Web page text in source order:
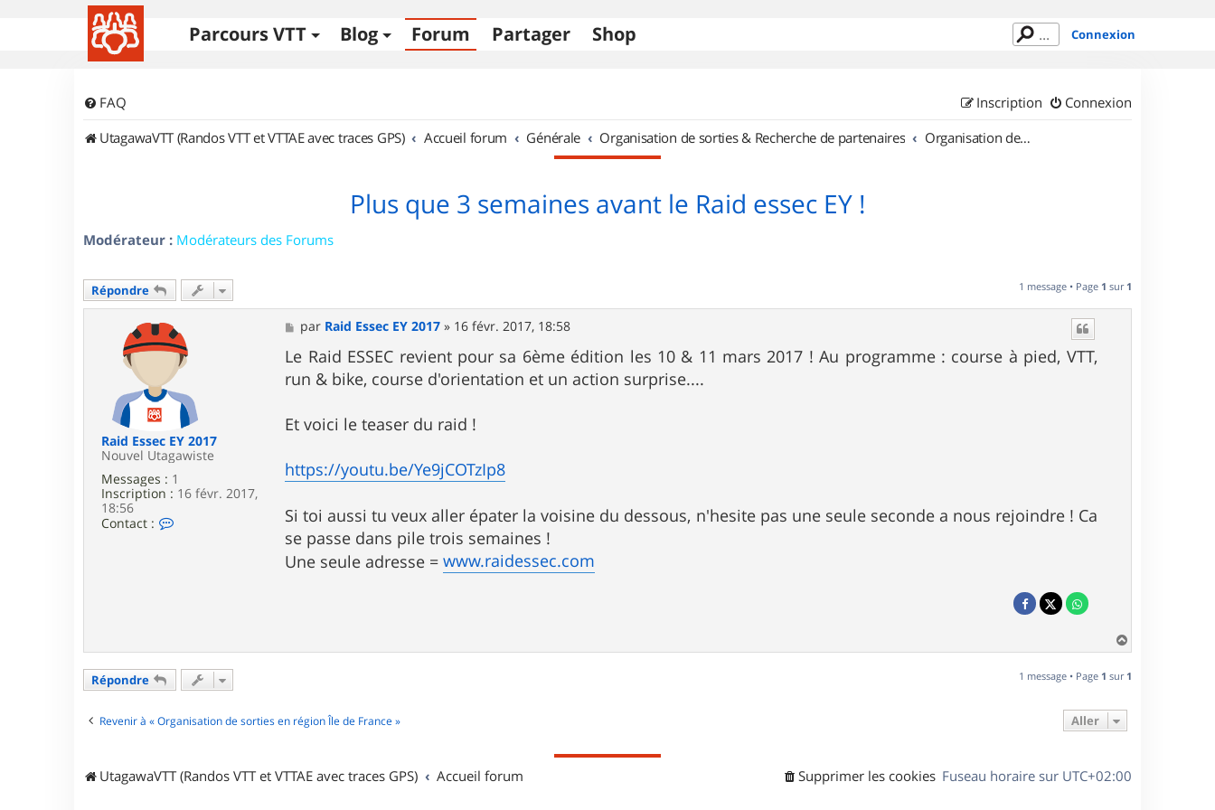
Parcours VTT Blog Forum Partager Shop Connexion
FAQ Connexion
Inscription
UtagawaVTT (Randos VTT et VTTAE avec traces GPS)
Accueil forum Générale Organisation de sorties & Recherche de partenaires Organisation de sorties en région Île de France
Plus que 3 semaines avant le Raid essec EY !
Modérateur : Modérateurs des Forums
Répondre 1 message • Page 1 sur 1
Raid Essec EY 2017
Nouvel Utagawiste
Messages : 1
Inscription : 16 févr. 2017,
18:56
Contact :
R
a
d
s
c
E
M
e
s
s
a
par Raid Essec EY 2017 » 16 févr. 2017, 18:58
Le Raid ESSEC revient pour sa 6ème édition les 10 & 11 mars 2017 ! Au programme : course à pied, VTT,
run & bike, course d'orientation et un action surprise....
Et voici le teaser du raid !
https://youtu.be/Ye9jCOTzIp8
Si toi aussi tu veux aller épater la voisine du dessous, n'hesite pas une seule seconde a nous rejoindre ! Ca
se passe dans pile trois semaines !
Une seule adresse =www.raidessec.com
a
t
Répondre 1 message • Page 1 sur 1
Revenir à « Organisation de sorties en région Île de France » Aller
UtagawaVTT (Randos VTT et VTTAE avec traces GPS) Accueil forum Fuseau horaire sur UTC+02:00
Supprimer les cookies